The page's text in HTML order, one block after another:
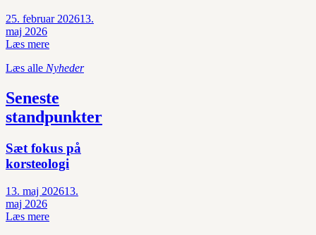
25. februar 202613.
maj 2026
Læs mere
Læs alle Nyheder
Seneste
standpunkter
Sæt fokus på
korsteologi
13. maj 202613.
maj 2026
Læs mere